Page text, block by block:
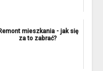
mieszkania - jak się
za to zabrać?